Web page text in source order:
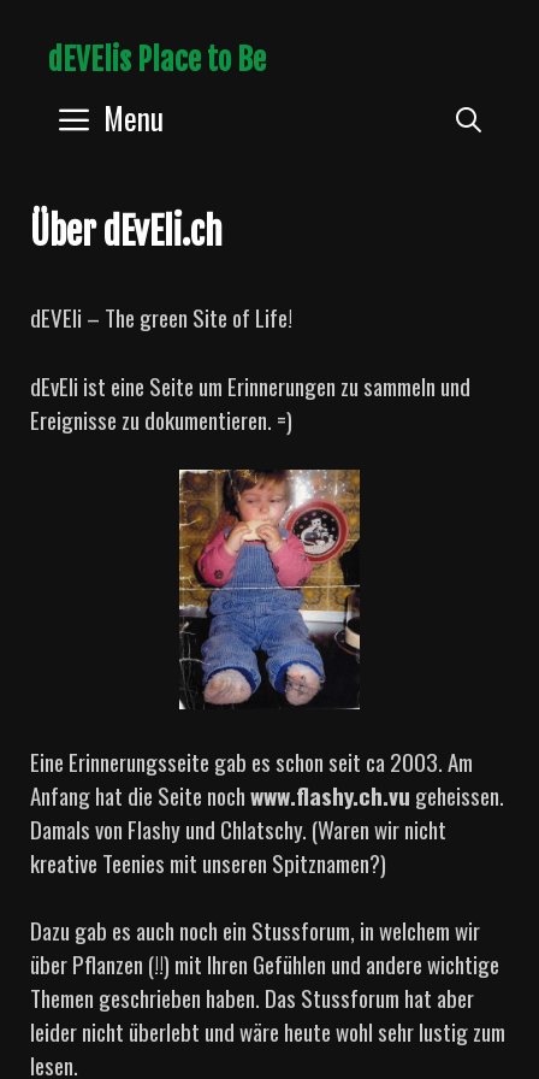
dEVElis Place to Be
Menu
Über dEvEli.ch
dEVEli – The green Site of Life!
dEvEli ist eine Seite um Erinnerungen zu sammeln und
Ereignisse zu dokumentieren. =)
Eine Erinnerungsseite gab es schon seit ca 2003. Am
Anfang hat die Seite nochwww.flashy.ch.vu geheissen.
Damals von Flashy und Chlatschy. (Waren wir nicht
kreative Teenies mit unseren Spitznamen?)
Dazu gab es auch noch ein Stussforum, in welchem wir
über Pflanzen (!!) mit Ihren Gefühlen und andere wichtige
Themen geschrieben haben. Das Stussforum hat aber
leider nicht überlebt und wäre heute wohl sehr lustig zum
lesen.